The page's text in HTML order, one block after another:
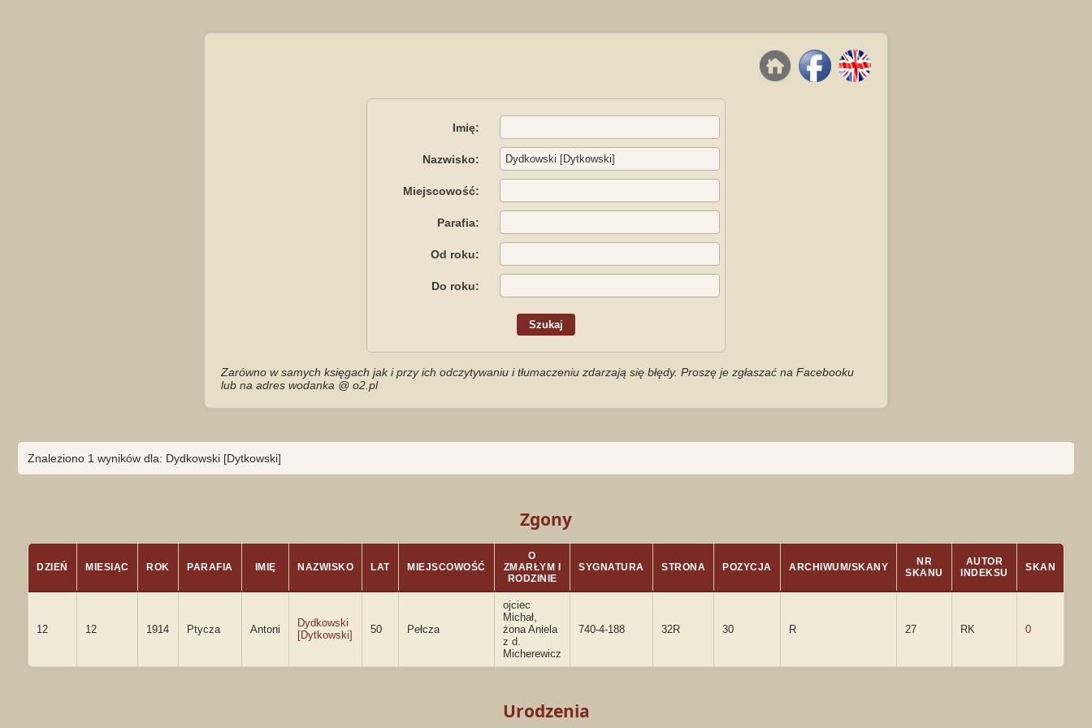
Imię:
Nazwisko:
Miejscowość:
Parafia:
Od roku:
Do roku:
Zarówno w samych księgach jak i przy ich odczytywaniu i tłumaczeniu zdarzają się błędy. Proszę je zgłaszać na Facebooku
lub na adres wodanka @ o2.pl
Znaleziono 1 wyników dla: Dydkowski [Dytkowski]
Zgony
DZIEŃ MIESIĄC ROK PARAFIA IMIĘ NAZWISKO LAT MIEJSCOWOŚĆ
O
ZMARŁYM I
RODZINIE
SYGNATURA STRONA POZYCJA ARCHIWUM/SKANY
NR
SKANU
AUTOR
INDEKSU
SKAN
12 12 1914 Ptycza Antoni
Dydkowski
[Dytkowski]
50 Pełcza
ojciec
Michał,
żona Aniela
z d.
Micherewicz
740-4-188 32R 30 R 27 RK 0
Urodzenia